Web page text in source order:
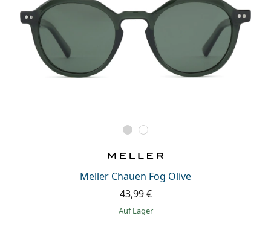
Meller Chauen Fog Olive
43,99 €
auf Lager